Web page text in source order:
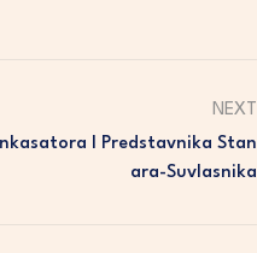
NEXT
I Predstavnika Stan
Ara-Suvlasnika